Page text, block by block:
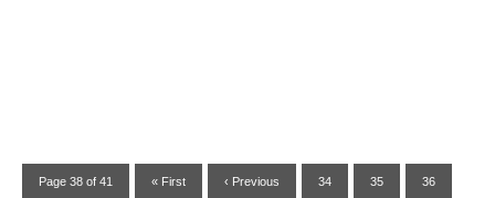
Page 38 of 41 « First ‹ Previous 34 35 36